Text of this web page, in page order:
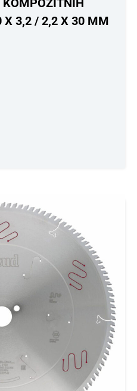
KOMPOZITNIH
X 3,2 / 2,2 X 30 MM